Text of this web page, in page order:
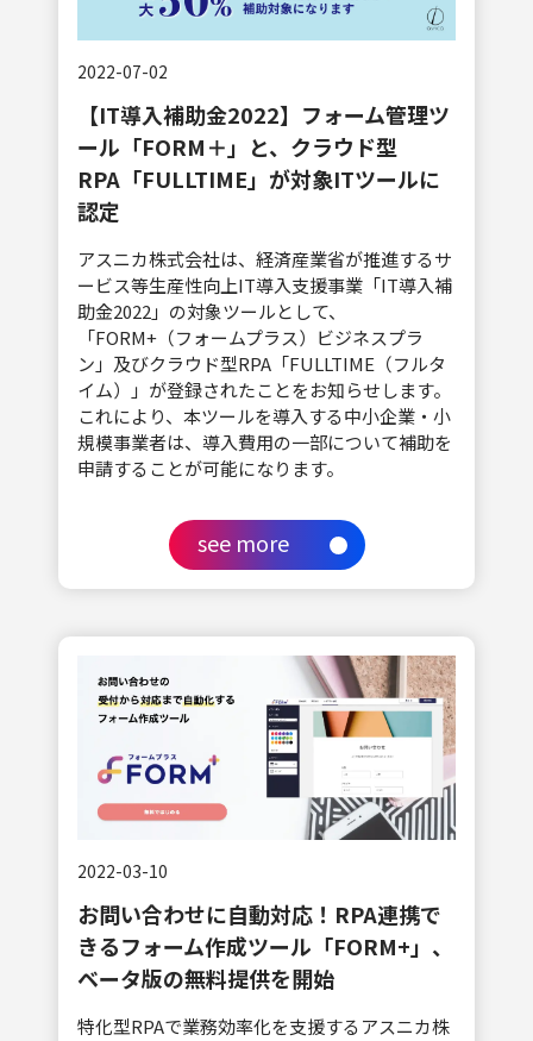
2022-07-02
【IT導入補助金2022】フォーム管理ツ
ール「FORM＋」と、クラウド型
RPA「FULLTIME」が対象ITツールに
認定
アスニカ株式会社は、経済産業省が推進するサ
ービス等生産性向上IT導入支援事業「IT導入補
助金2022」の対象ツールとして、
「FORM+（フォームプラス）ビジネスプラ
ン」及びクラウド型RPA「FULLTIME（フルタ
イム）」が登録されたことをお知らせします。
これにより、本ツールを導入する中小企業・小
規模事業者は、導入費用の一部について補助を
申請することが可能になります。
see more
2022-03-10
お問い合わせに自動対応！RPA連携で
きるフォーム作成ツール「FORM+」、
ベータ版の無料提供を開始
特化型RPAで業務効率化を支援するアスニカ株